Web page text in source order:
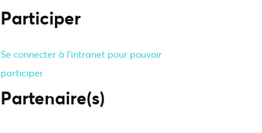
Participer
Se connecter à l'intranet pour pouvoir
participer
Partenaire(s)